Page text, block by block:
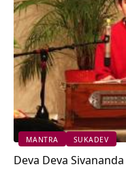
MANTRA SUKADEV
Deva Deva